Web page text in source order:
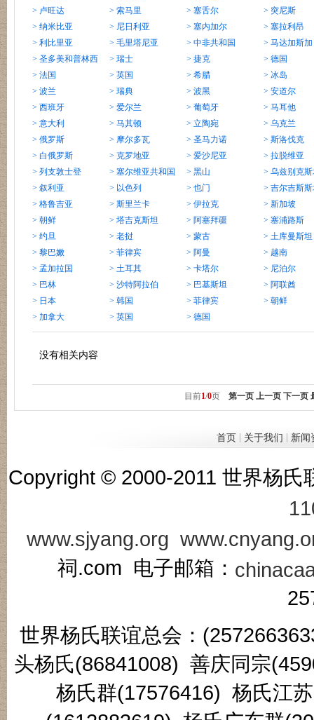
> 卢旺达
> 索马里 > 塞舌尔
> 突尼斯
> 纳米比亚
> 尼日利亚 > 塞内加尔
> 塞拉利昂
> 利比里亚
> 毛里塔尼亚 > 中非共和国
> 马达加斯加
> 圣多美和普林西
比
> 瑞士 > 捷克
> 德国
> 法国
> 英国 > 希腊
> 冰岛
> 波兰
> 瑞典 > 波黑
> 安道尔
> 西班牙
> 爱尔兰 > 葡萄牙
> 马耳他
> 意大利
> 马其顿 > 立陶宛
> 乌克兰
> 俄罗斯
> 摩尔多瓦 > 圣马力诺
> 斯洛伐克
> 白俄罗斯
> 克罗地亚 > 爱沙尼亚
> 拉脱维亚
> 列支敦士登
> 塞尔维亚共和国 > 黑山
> 乌兹别克
> 叙利亚
> 以色列 > 也门
> 吉尔吉斯
> 格鲁吉亚
> 斯里兰卡 > 伊拉克
> 新加坡
> 朝鲜
> 塔吉克斯坦 > 阿塞拜疆
> 塞浦路斯
> 约旦
> 老挝 > 蒙古
> 土库曼斯坦
> 黎巴嫩
> 菲律宾 > 阿曼
> 越南
> 孟加拉国
> 土耳其 > 卡塔尔
> 尼泊尔
> 巴林
> 沙特阿拉伯 > 巴基斯坦
> 阿联酋
> 日本
> 韩国 > 菲律宾
> 朝鲜
> 加拿大
> 英国 > 德国
没有相关内容
目前1/0页 第一页 上一页 下一页
首页| 关于我们 新闻
Copyright © 2000-2011 世界杨
www.sjyang.org
祠.com 电子邮箱：
世界杨氏联谊总会：
头杨氏(86841008) 善庆同宗
杨氏群(17576416) 杨氏江